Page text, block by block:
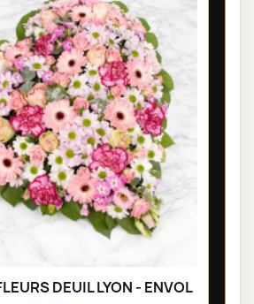
DEUIL LYON - ENVOL